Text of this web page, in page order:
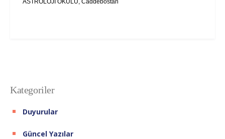
ASTROLOJİ OKULU, Caddebostan
Kategoriler
Duyurular
Güncel Yazılar